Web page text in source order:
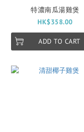
特濃南瓜湯雞煲
HK$358.00
ADD TO CART